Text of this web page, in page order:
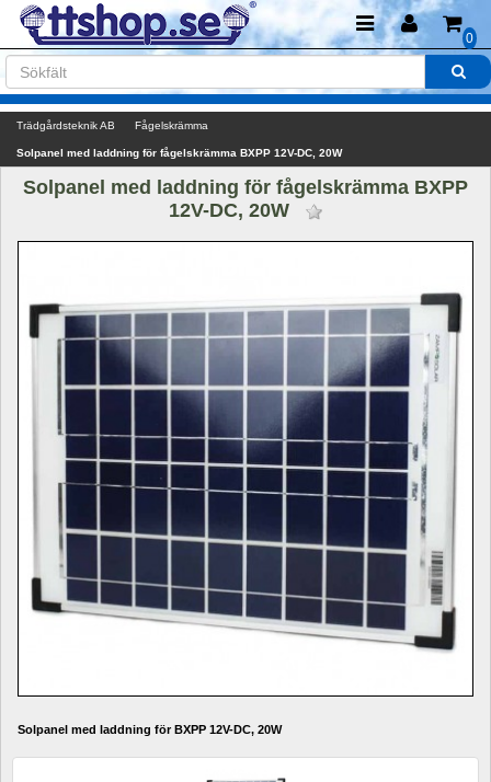
0
Trädgårdsteknik AB Fågelskrämma
Solpanel med laddning för fågelskrämma BXPP 12V-DC, 20W
Solpanel med laddning för fågelskrämma BXPP
12V-DC, 20W
Solpanel med laddning för BXPP 12V-DC, 20W